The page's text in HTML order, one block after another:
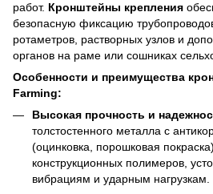
работ. Кронштейны крепления
безопасную фиксацию
ротаметров, растворных узлов и
органов на раме или сошниках
Особенности и преимущества
Farming:
Высокая прочность и
толстостенного металла с
(оцинковка, порошковая
конструкционных полимеров,
вибрациям и ударным нагрузкам.